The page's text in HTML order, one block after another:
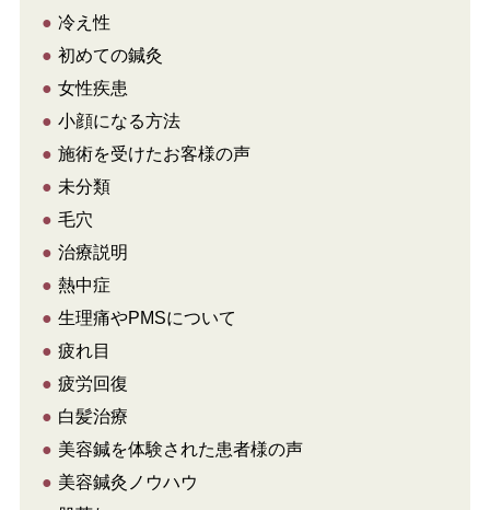
● 冷え性
● 初めての鍼灸
● 女性疾患
● 小顔になる方法
● 施術を受けたお客様の声
● 未分類
● 毛穴
● 治療説明
● 熱中症
● 生理痛やPMSについて
● 疲れ目
● 疲労回復
● 白髪治療
● 美容鍼を体験された患者様の声
● 美容鍼灸ノウハウ